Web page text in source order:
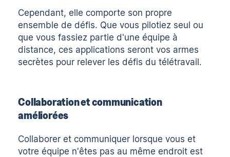
Cependant, elle comporte son propre
ensemble de défis. Que vous pilotiez seul ou
que vous fassiez partie d'une équipe à
distance, ces applications seront vos armes
secrètes pour relever les défis du télétravail.
Collaboration et communication
améliorées
Collaborer et communiquer lorsque vous et
votre équipe n'êtes pas au même endroit est